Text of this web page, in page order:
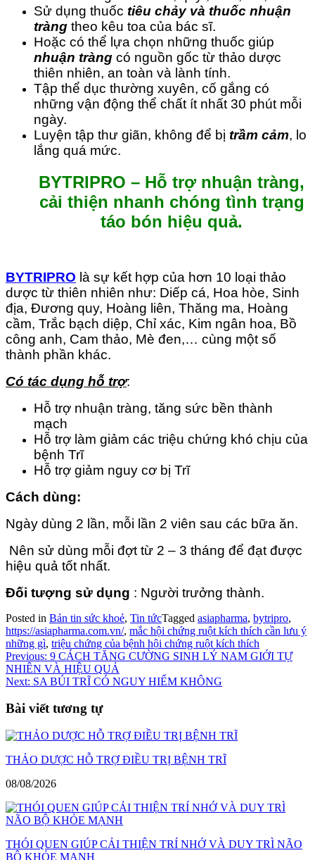
Sử dụng thuốc tiêu chảy và thuốc nhuận
tràng theo kêu toa của bác sĩ.
Hoặc có thể lựa chọn những thuốc giúp
nhuận tràng có nguồn gốc từ thảo dược
thiên nhiên, an toàn và lành tính.
Tập thể dục thường xuyên, cố gắng có
những vận động thể chất ít nhất 30 phút mỗi
ngày.
Luyện tập thư giãn, không để bị trầm cảm, lo
lắng quá mức.
BYTRIPRO – Hỗ trợ nhuận tràng,
cải thiện nhanh chóng tình trạng
táo bón hiệu quả.
BYTRIPRO là sự kết hợp của hơn 10 loại thảo
dược từ thiên nhiên như: Diếp cá, Hoa hòe, Sinh
địa, Đương quy, Hoàng liên, Thăng ma, Hoàng
cầm, Trắc bạch diệp, Chỉ xác, Kim ngân hoa, Bồ
công anh, Cam thảo, Mè đen,… cùng một số
thành phần khác.
Có tác dụng hỗ trợ:
Hỗ trợ nhuận tràng, tăng sức bền thành
mạch
Hỗ trợ làm giảm các triệu chứng khó chịu của
bệnh Trĩ
Hỗ trợ giảm nguy cơ bị Trĩ
Cách dùng:
Ngày dùng 2 lần, mỗi lần 2 viên sau các bữa ăn.
Nên sử dùng mỗi đợt từ 2 – 3 tháng để đạt được
hiệu quả tốt nhất.
Đối tượng sử dụng : Người trưởng thành.
Posted in Bản tin sức khoẻ, Tin tứcTagged asiapharma, bytripro,
https://asiapharma.com.vn/, mắc hội chứng ruột kích thích cần lưu ý
những gì, triệu chứng của bệnh hội chứng ruột kích thích
Điều
hướng
viết
Previous: 9 CÁCH TĂNG CƯỜNG SINH LÝ NAM GIỚI TỰ
NHIÊN VÀ HIỆU QUẢ
Next: SA BÚI TRĨ CÓ NGUY HIỂM KHÔNG
Bài viết tương tự
THẢO DƯỢC HỖ TRỢ ĐIỀU TRỊ BỆNH TRĨ
08/08/2026
THÓI QUEN GIÚP CẢI THIỆN TRÍ NHỚ VÀ DUY TRÌ NÃO
BỘ KHỎE MẠNH